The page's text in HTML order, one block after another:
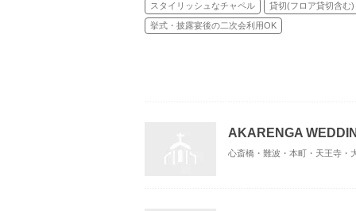
スタイリッシュなチャペル 貸切(フロア貸切含む)
挙式・披露宴後の二次会利用OK
AKARENGA